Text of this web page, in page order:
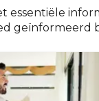
essentiële
geïnformeerd